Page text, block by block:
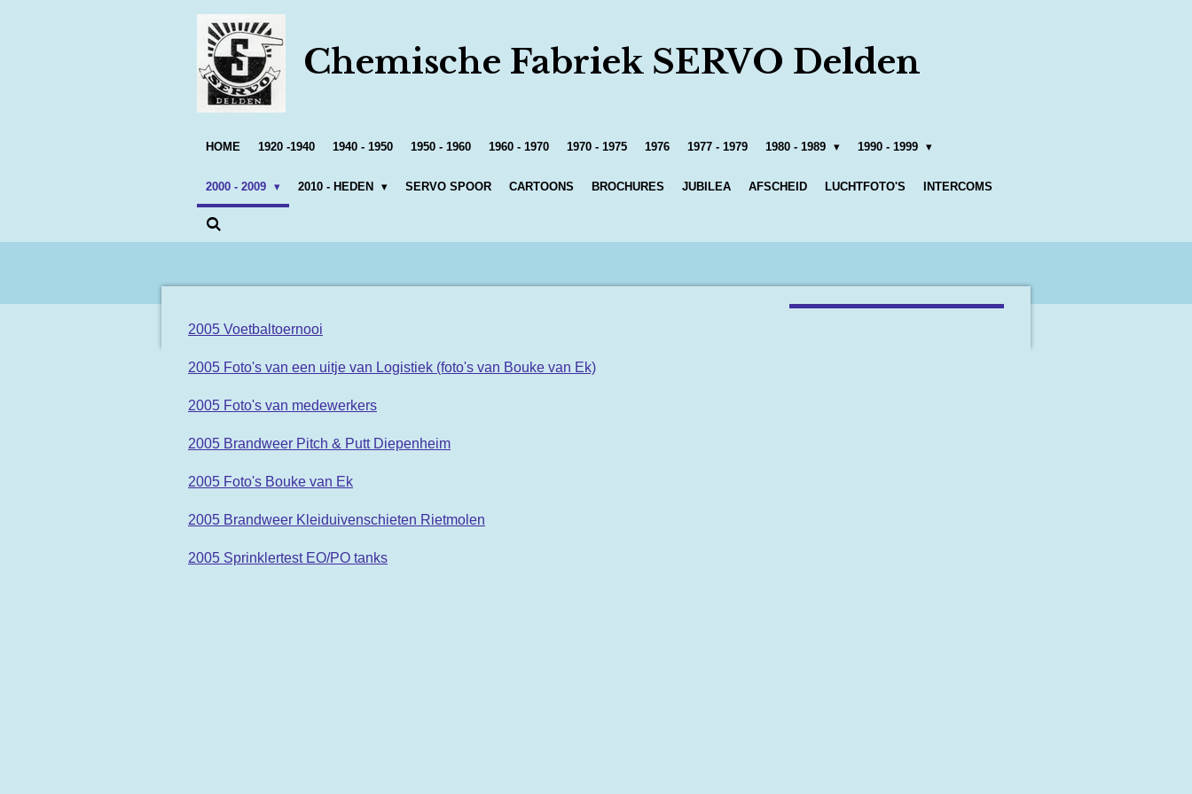
Chemische Fabriek SERVO Delden
HOME 1920 -1940 1940 - 1950 1950 - 1960 1960 - 1970 1970 - 1975 1976 1977 - 1979 1980 - 1989 1990 - 1999
2000 - 2009 2010 - HEDEN SERVO SPOOR CARTOONS BROCHURES JUBILEA AFSCHEID LUCHTFOTO'S INTERCOMS
2005 Voetbaltoernooi
2005 Foto's van een uitje van Logistiek (foto's van Bouke van Ek)
2005 Foto's van medewerkers
2005 Brandweer Pitch & Putt Diepenheim
2005 Foto's Bouke van Ek
2005 Brandweer Kleiduivenschieten Rietmolen
2005 Sprinklertest EO/PO tanks